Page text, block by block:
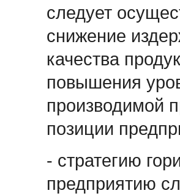
следует
снижение
качества
повышения
производимой
позиции
- стратегию
предприятию